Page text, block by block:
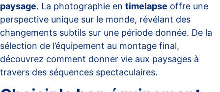
paysage. La photographie en timelapse offre une
perspective unique sur le monde, révélant des
changements subtils sur une période donnée. De la
sélection de l’équipement au montage final,
découvrez comment donner vie aux paysages à
travers des séquences spectaculaires.